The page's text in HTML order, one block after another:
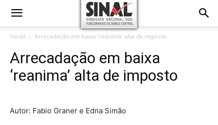
Inicial Arrecadação em baixa 'reanima' alta de imposto
Arrecadação em baixa
‘reanima’ alta de imposto
Autor: Fabio Graner e Edna Simão